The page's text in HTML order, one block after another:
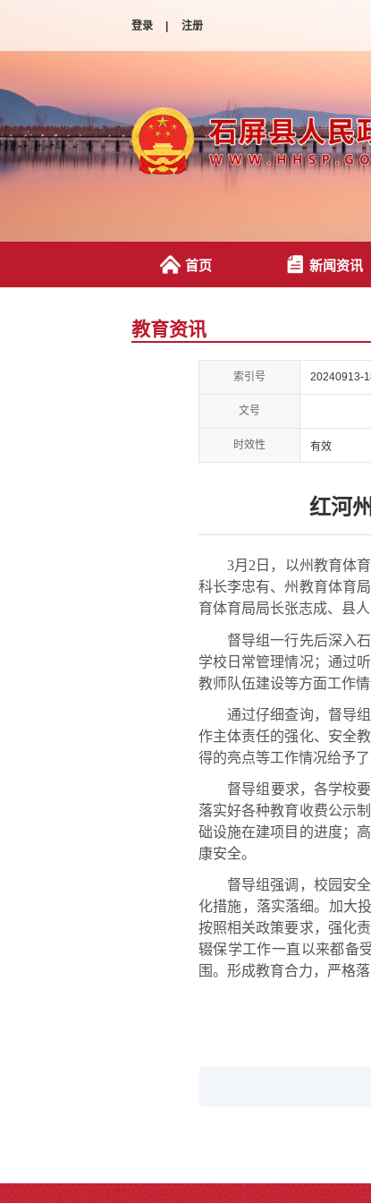
登录 | 注册
首页 新闻资讯
教育资讯
索引号 20240913-
文号
时效性 有效
红河
3月2日，以州教育体育
科长李忠有、州教育体育
育体育局局长张志成、县
督导组一行先后深入石
学校日常管理情况；通过
教师队伍建设等方面工作情
通过仔细查询，督导组
作主体责任的强化、安全
得的亮点等工作情况给予
督导组要求，各学校要
落实好各种教育收费公示
础设施在建项目的进度；
康安全。
督导组强调，校园安全
化措施，落实落细。加大
按照相关政策要求，强化
辍保学工作一直以来都备
围。形成教育合力，严格